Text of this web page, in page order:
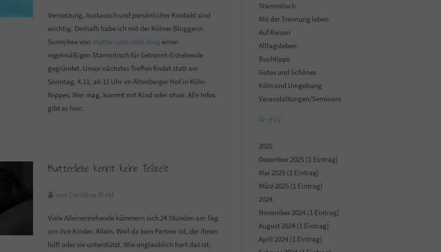
Vernetzung, Austausch und persönlicher Kontakt sind
wichtig. Deshalb habe ich mit der Kölner Bloggerin
Sunnybee von mutter-und-sohn.blog einen
regelmäßigen Stammtisch für Getrennt-Erziehende
gegründet. Unser nächstes Treffen findet statt am
Sonntag, 4.11. ab 11 Uhr im Altenberger Hof in Köln-
Nippes. Wer mag, kommt mit Kind oder ohne. Alle Infos
gibt es hier:
Mutterliebe kennt keine Teilzeit
von Christina Rinkl
Viele Alleinerziehende kümmern sich 24 Stunden am Tag
um ihre Kinder. Allein. Weil da kein Partner ist, der ihnen
hilft oder sie unterstützt. Wie unglaublich hart das ist,
Stammtisch
Mit der Trennung leben
Auf Reisen
Alltagsleben
Buchtipps
Gutes und Schönes
Köln und Umgebung
Veranstaltungen/Seminare
Archiv
2025
Dezember 2025 (1 Eintrag)
Mai 2025 (1 Eintrag)
März 2025 (1 Eintrag)
2024
November 2024 (1 Eintrag)
August 2024 (1 Eintrag)
April 2024 (1 Eintrag)